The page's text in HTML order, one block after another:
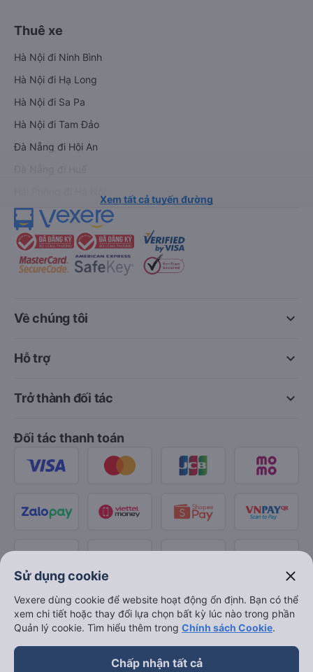
Xe đi Vinh từ Hà Nội
Thuê xe
Hà Nội đi Ninh Bình
Hà Nội đi Hạ Long
Hà Nội đi Sa Pa
Đà Nẵng đi Huế
Hải Phòng đi Hà Nội
Xem tất cả tuyến đường
Về chúng tôi
Sử dụng cookie close
Vexere dùng cookie để website hoạt động ổn định. Bạn có thể
xem chi tiết hoặc thay đổi lựa chọn bất kỳ lúc nào trong phần
Quản lý cookie. Tìm hiểu thêm trong Chính sách Cookie.
Chấp nhận tất cả